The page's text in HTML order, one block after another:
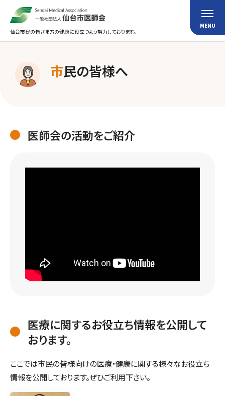
仙台市民の皆さま方の健康に役立つよう努力しております。
市民の皆様へ
医師会の活動をご紹介
医療に関するお役立ち情報を公開して
おります。
ここでは市民の皆様向けの医療・健康に関する様々なお役立ち
情報を公開しております。ぜひご利用下さい。